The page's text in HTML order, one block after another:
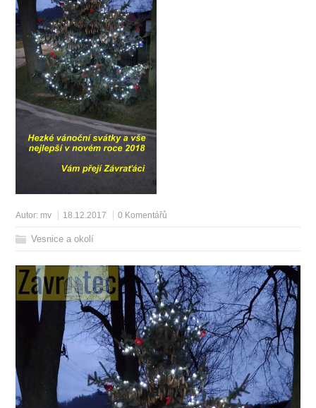
Autor: mv 18.12.2017 0 Komentářů
Vesnice a okolí